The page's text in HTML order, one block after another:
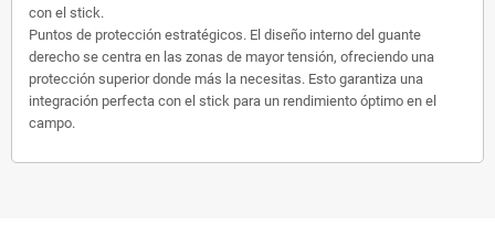
con el stick.
Puntos de protección estratégicos. El diseño interno del guante
derecho se centra en las zonas de mayor tensión, ofreciendo una
protección superior donde más la necesitas. Esto garantiza una
integración perfecta con el stick para un rendimiento óptimo en el
campo.